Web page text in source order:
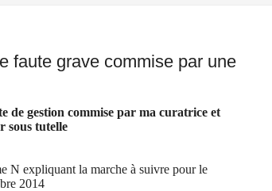
faute grave commise par une
de gestion commise par ma curatrice et
sous tutelle
N expliquant la marche à suivre pour le
2014